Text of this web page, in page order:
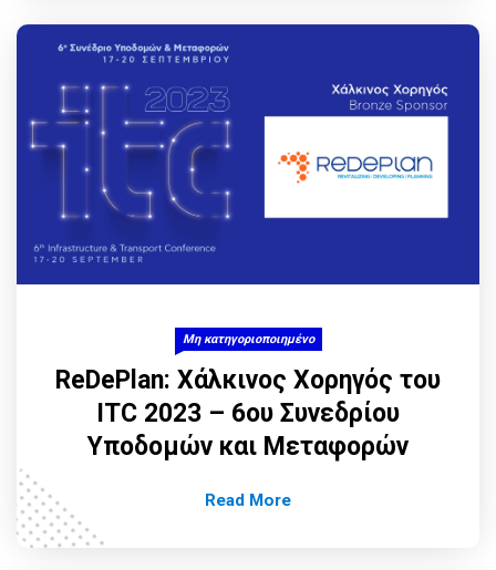
Μη κατηγοριοποιημένο
ReDePlan: Χάλκινος Χορηγός του
ITC 2023 – 6ου Συνεδρίου
Υποδομών και Μεταφορών
Read More